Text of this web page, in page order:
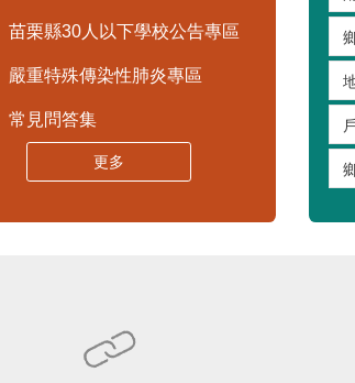
苗栗縣30人以下學校公告專區
嚴重特殊傳染性肺炎專區
常見問答集
更多